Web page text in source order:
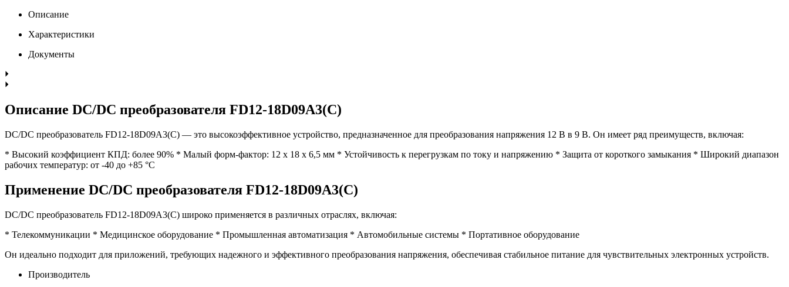
Описание
Характеристики
Документы
Описание DC/DC преобразователя FD12-18D09A3(C)
DC/DC преобразователь FD12-18D09A3(C) — это высокоэффективное устройство, предназначенное для преобразования напряжения 12 В в 9 В. Он имеет ряд преимуществ, включая:
* Высокий коэффициент КПД: более 90% * Малый форм-фактор: 12 х 18 х 6,5 мм * Устойчивость к перегрузкам по току и напряжению * Защита от короткого замыкания * Широкий диапазон
рабочих температур: от -40 до +85 °C
Применение DC/DC преобразователя FD12-18D09A3(C)
DC/DC преобразователь FD12-18D09A3(C) широко применяется в различных отраслях, включая:
* Телекоммуникации * Медицинское оборудование * Промышленная автоматизация * Автомобильные системы * Портативное оборудование
Он идеально подходит для приложений, требующих надежного и эффективного преобразования напряжения, обеспечивая стабильное питание для чувствительных электронных устройств.
Производитель